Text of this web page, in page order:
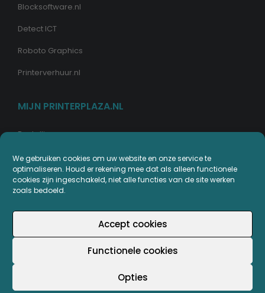
We gebruiken cookies om uw website en onze service te
optimaliseren. Houd er rekening mee dat als alleen functionele
cookies zijn ingeschakeld, niet alle functies van de site werken
zoals bedoeld.
Accept cookies
Functionele cookies
Opties
Blocksoftware.nl
Detect ICT
Roboto Graphics
Printerverhuur.nl
MIJN PRINTERPLAZA.NL
Bestellingen
Mijn Printerpunten
Retouren
© Copyright - Printerplaza.nl